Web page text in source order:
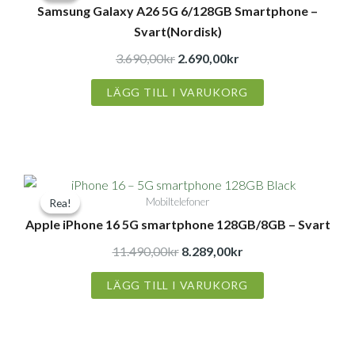
Samsung Galaxy A26 5G 6/128GB Smartphone –
Svart(Nordisk)
3.690,00kr
priset
var:
3.690,00kr.
2.690,00kr
priset
LÄGG TILL I VARUKORG
Rea!
Rea! Mobiltelefoner
Apple iPhone 16 5G smartphone 128GB/8GB – Svart
11.490,00kr
Det
ursprungliga
priset
var:
8.289,00kr
Det
priset
LÄGG TILL I VARUKORG